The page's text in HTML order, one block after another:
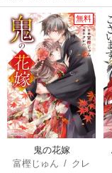
無料
鬼の花嫁
富樫じゅん / クレ